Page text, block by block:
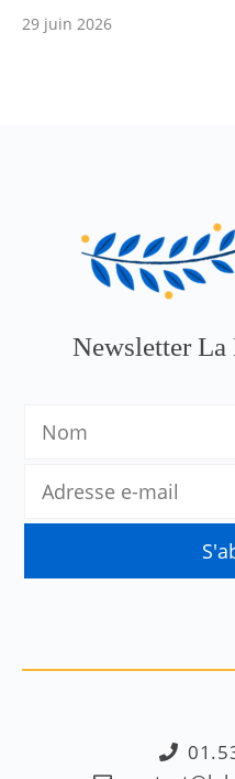
29 juin 2026
Newsletter La